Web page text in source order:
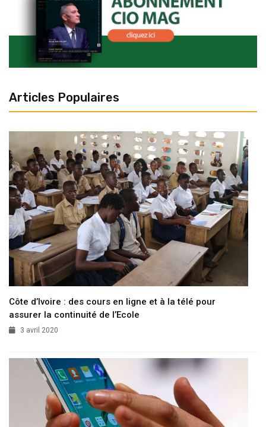
Articles Populaires
Côte d’Ivoire : des cours en ligne et à la télé pour
assurer la continuité de l’Ecole
3 avril 2020